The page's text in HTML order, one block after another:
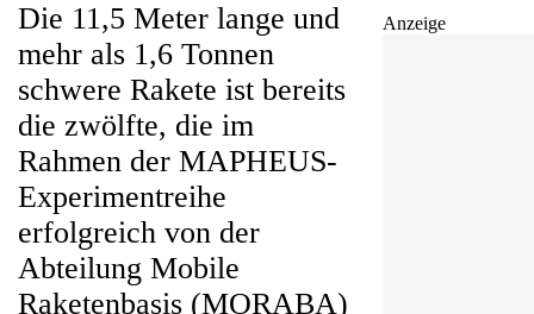
Anzeige
Die 11,5 Meter lange und
mehr als 1,6 Tonnen
schwere Rakete ist bereits
die zwölfte, die im
Rahmen der MAPHEUS-
Experimentreihe
erfolgreich von der
Abteilung Mobile
Raketenbasis (MORABA)